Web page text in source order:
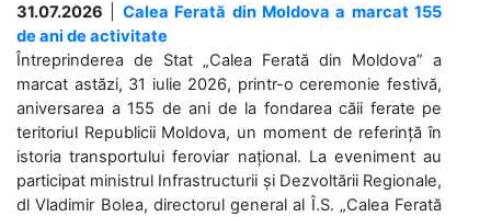
31.07.2026
Calea Ferată din Moldova a marcat 155
de ani de activitate
Întreprinderea de Stat „Calea Ferată din Moldova” a
marcat astăzi, 31 iulie 2026, printr-o ceremonie festivă,
aniversarea a 155 de ani de la fondarea căii ferate pe
teritoriul Republicii Moldova, un moment de referință în
istoria transportului feroviar național. La eveniment au
participat ministrul Infrastructurii și Dezvoltării Regionale,
dl Vladimir Bolea, directorul general al Î.S. „Calea Ferată